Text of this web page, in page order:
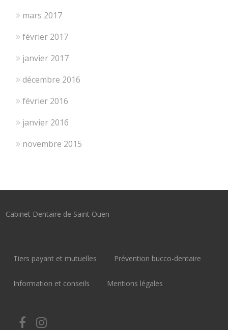
mars 2017
février 2017
janvier 2017
décembre 2016
février 2016
janvier 2016
novembre 2015
Cabinet Dentaire de Saint Ouen
Tiers payant et mutuelles Prévention bucco-dentaire
Information et conseils Mentions légales